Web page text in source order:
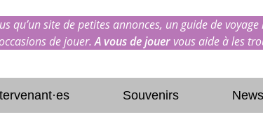
qu’un site de petites annonces, un guide de
de jouer.A vous de jouervous aide à les
Souvenirs